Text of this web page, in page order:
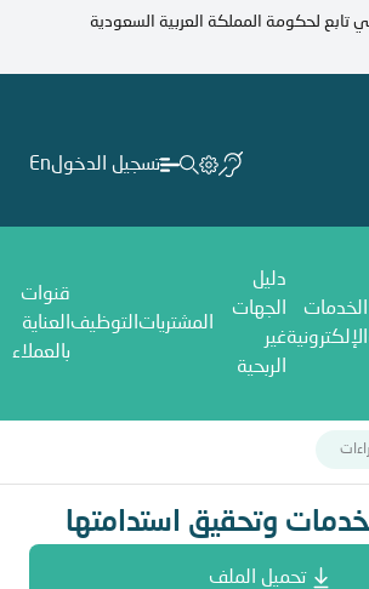
لحكومة المملكة العربية السعودية
تسجيل الدخولEn
الخدمات
الإلكترونية
دليل
الجهات
غير
الربحية
المشتريات التوظيف
قنوات
العناية
بالعملاء
وتحقيق استدامتهاوتحقيق استدامتها
تحميل الملف